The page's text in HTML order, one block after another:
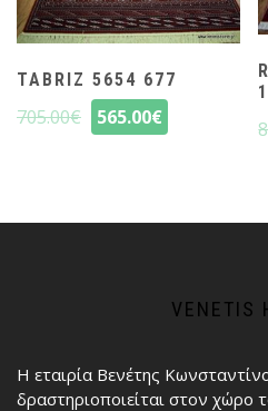
TABRIZ 5654 677
705.00€ 565.00€
VENETIS
Η εταιρία Βενέτης
δραστηριοποιείται στον χώρο